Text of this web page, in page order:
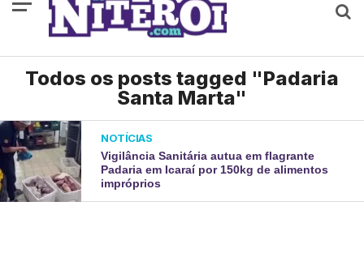
Todos os posts tagged "Padaria
Santa Marta"
NOTÍCIAS
Vigilância Sanitária autua em flagrante
Padaria em Icaraí por 150kg de alimentos
impróprios